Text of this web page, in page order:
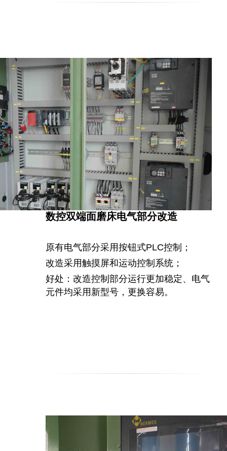
数控双端面磨床电气部分改造
原有电气部分采用按钮式PLC控制；
改造采用触摸屏和运动控制系统；
好处：改造控制部分运行更加稳定、电气
元件均采用新型号，更换容易。